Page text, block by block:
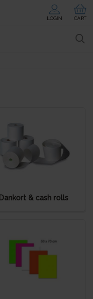
LOGIN CART
Dankort & cash rolls